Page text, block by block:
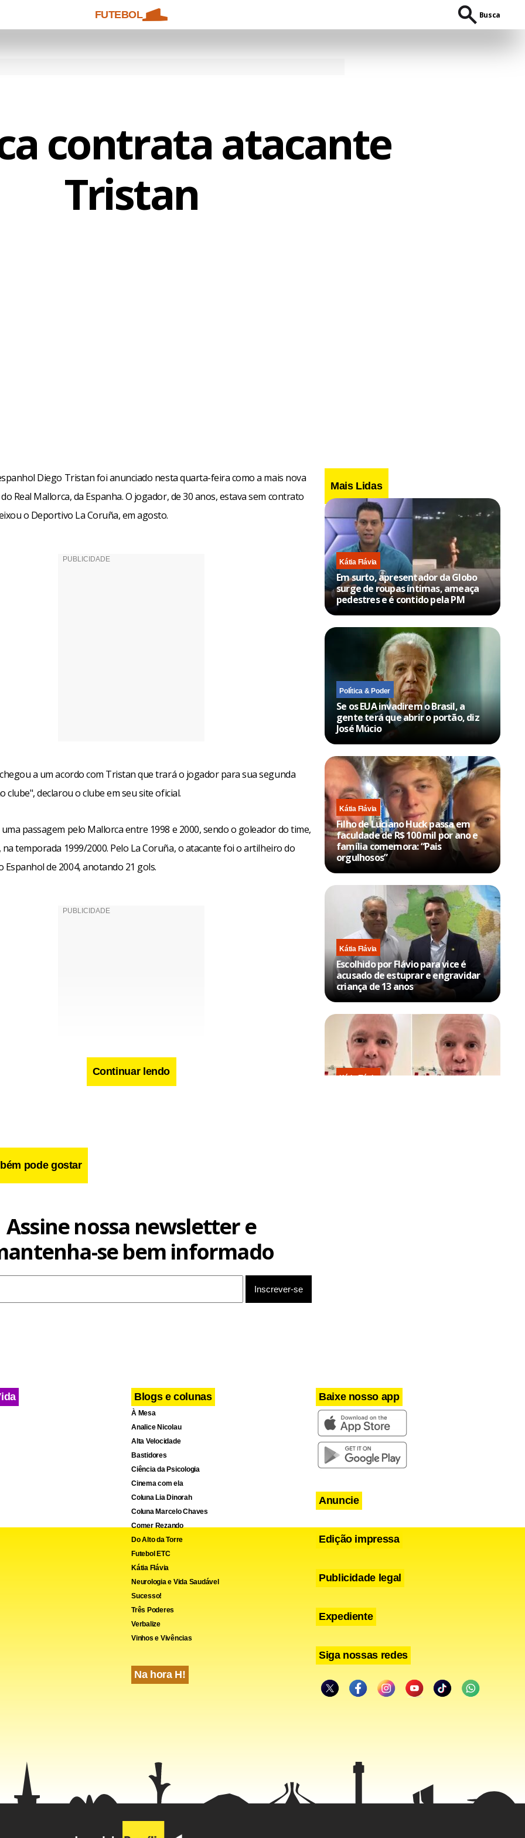
FUTEBOL Busca
contrata atacante
Tristan
Diego Tristan foi anunciado nesta quarta-feira como a mais nova
Real Mallorca, da Espanha. O jogador, de 30 anos, estava sem contrato
o Deportivo La Coruña, em agosto.
a um acordo com Tristan que trará o jogador para sua segunda
clube", declarou o clube em seu site oficial.
passagem pelo Mallorca entre 1998 e 2000, sendo o goleador do time,
na temporada 1999/2000. Pelo La Coruña, o atacante foi o artilheiro do
Espanhol de 2004, anotando 21 gols.
Continuar lendo
pode gostar
Mais Lidas
Kátia Flávia
Em surto, apresentador da Globo
surge de roupas íntimas, ameaça
pedestres e é contido pela PM
Política & Poder
Se os EUA invadirem o Brasil, a
gente terá que abrir o portão, diz
José Múcio
Kátia Flávia
Filho de Luciano Huck passa em
faculdade de R$ 100 mil por ano e
família comemora: “Pais
orgulhosos”
Kátia Flávia
Escolhido por Flávio para vice é
acusado de estuprar e engravidar
criança de 13 anos
Kátia Flávia
Assine nossa newsletter e
se bem informado
Blogs e colunas
À Mesa
Analice Nicolau
Alta Velocidade
Bastidores
Ciência da Psicologia
Cinema com ela
Coluna Lia Dinorah
Coluna Marcelo Chaves
Comer Rezando
Do Alto da Torre
Futebol ETC
Kátia Flávia
Neurologia e Vida Saudável
Sucesso!
Três Poderes
Verbalize
Vinhos e Vivências
Na hora H!
Baixe nosso app
Anuncie
Edição impressa
Publicidade legal
Expediente
Siga nossas redes